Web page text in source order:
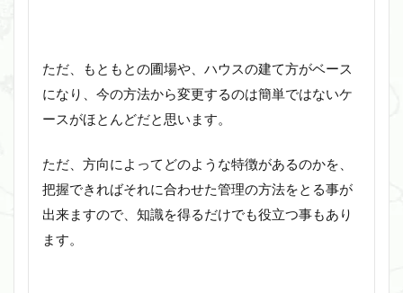
ただ、もともとの圃場や、ハウスの建て方がベース
になり、今の方法から変更するのは簡単ではないケ
ースがほとんどだと思います。
ただ、方向によってどのような特徴があるのかを、
把握できればそれに合わせた管理の方法をとる事が
出来ますので、知識を得るだけでも役立つ事もあり
ます。